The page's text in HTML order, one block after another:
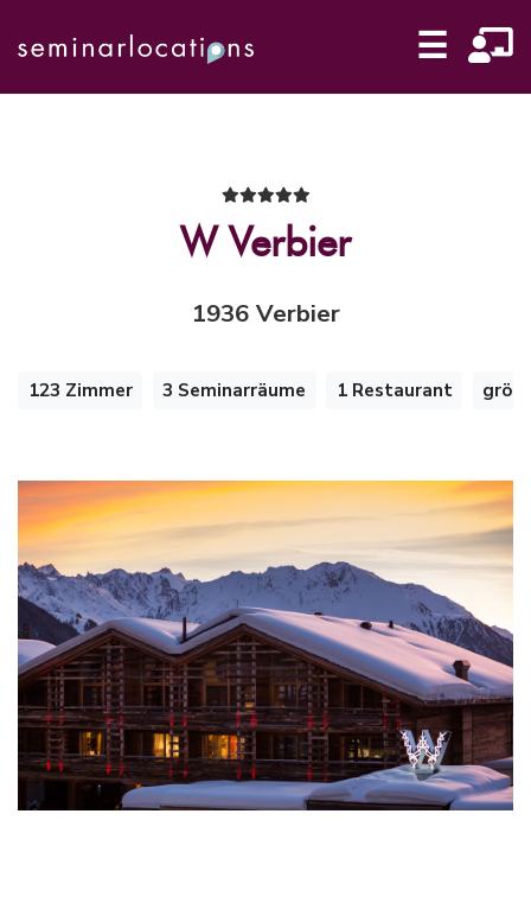
☰
W Verbier
1936 Verbier
123 Zimmer 3 Seminarräume 1 Restaurant